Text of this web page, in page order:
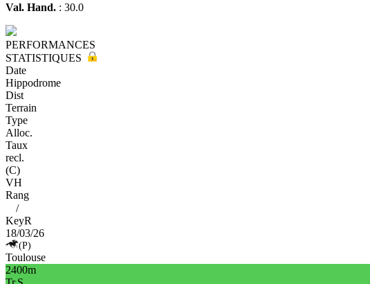
Val. Hand. : 30.0
PERFORMANCES
STATISTIQUES
Date
Hippodrome
Dist
Terrain
Type
Alloc.
Taux
recl.
(C)
VH
Rang
/
KeyR
18/03/26
(P)
Toulouse
2400m